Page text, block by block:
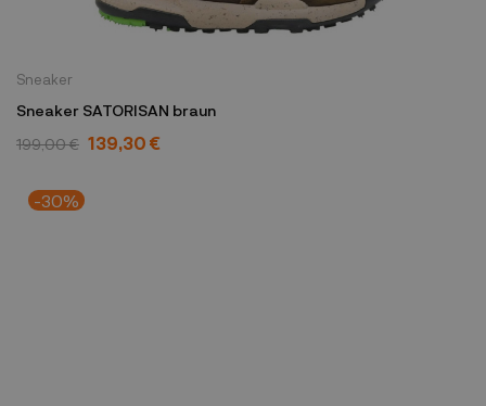
Sneaker
Sneaker SATORISAN braun
199,00 € 139,30 €
-30%